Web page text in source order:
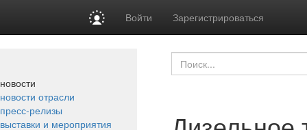
Войти Зарегистрироваться
новости
новости отрасли
пресс-релизы
выставки и мероприятия